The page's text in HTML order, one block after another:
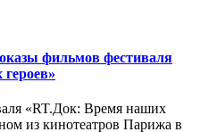
фильмов фестиваля
«RT.Док: Время наших
из кинотеатров Парижа в